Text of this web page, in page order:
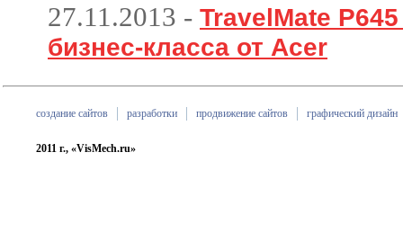
27.11.2013 - TravelMate
бизнес-класса от Acer
создание сайтов разработки продвижение сайтов графический дизайн
2011 г., «VisMech.ru»